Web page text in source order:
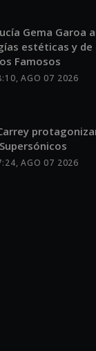
Gema Garoa
estéticas y de
Famosos
AGO 07 2026
AGO 07 2026